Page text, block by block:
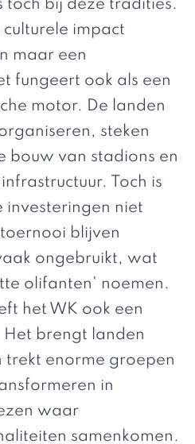
toch bij deze tradities.
culturele impact
maar een
fungeert ook als een
motor. De landen
steken
bouw van stadions en
Toch is
investeringen niet
blijven
ongebruikt, wat
olifanten' noemen.
het WK ook een
brengt landen
trekt enorme groepen
in
waar
samenkomen.